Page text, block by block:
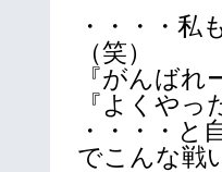
・・・・私
（笑）
『がんばれ
『よくや
・・・・と
でこんな戦